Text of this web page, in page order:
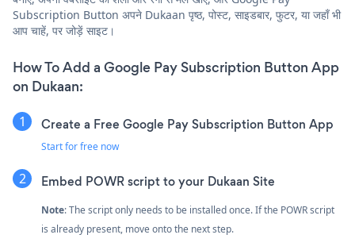
Subscription Button अपने Dukaan पृष्ठ, पोस्ट, साइडबार, फुटर, या जहाँ भी
आप चाहें, पर जोड़ें साइट।
How To Add a Google Pay Subscription Button App
on Dukaan:
Create a Free Google Pay Subscription Button App
Start for free now
Embed POWR script to your Dukaan Site
Note: The script only needs to be installed once. If the POWR script
is already present, move onto the next step.